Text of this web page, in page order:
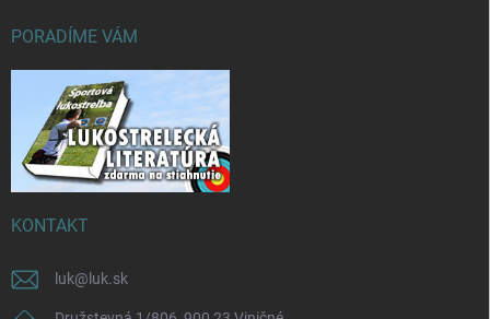
PORADÍME VÁM
KONTAKT
luk@ luk.sk